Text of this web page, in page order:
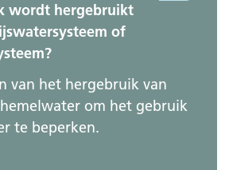
wordt hergebruikt
of
van het hergebruik van
om het gebruik
te beperken.